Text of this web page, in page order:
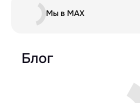
Мы в MAX
Блог